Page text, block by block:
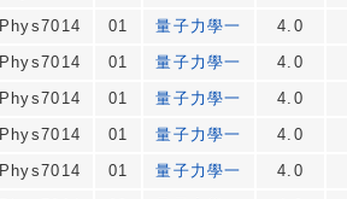
Phys7014 01 量子力學一
4.0
Phys7014 01 量子力學一
4.0
Phys7014 01 量子力學一
4.0
Phys7014 01 量子力學一
4.0
Phys7014 01 量子力學一
4.0